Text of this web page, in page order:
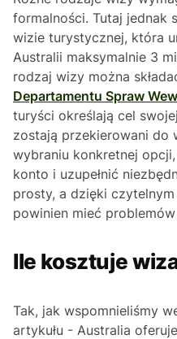
formalności. Tutaj jednak
wizie turystycznej, która
Australii maksymalnie 3
rodzaj wizy można
Departamentu Spraw
turyści określają cel
zostają przekierowani do
wybraniu konkretnej
konto i uzupełnić
prosty, a dzięki
powinien mieć
Ile kosztuje
Tak, jak wspomnieliśmy
artykułu - Australia